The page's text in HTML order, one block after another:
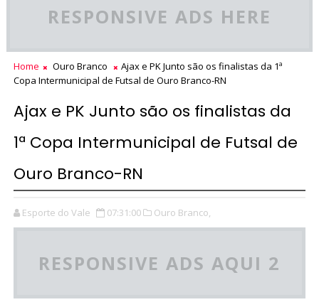
RESPONSIVE ADS HERE
Home Ouro Branco
Ajax e PK Junto são os finalistas da 1ª
Copa Intermunicipal de Futsal de Ouro Branco-RN
Ajax e PK Junto são os finalistas da
1ª Copa Intermunicipal de Futsal de
Ouro Branco-RN
Esporte do Vale 07:31:00 Ouro Branco,
RESPONSIVE ADS AQUI 2